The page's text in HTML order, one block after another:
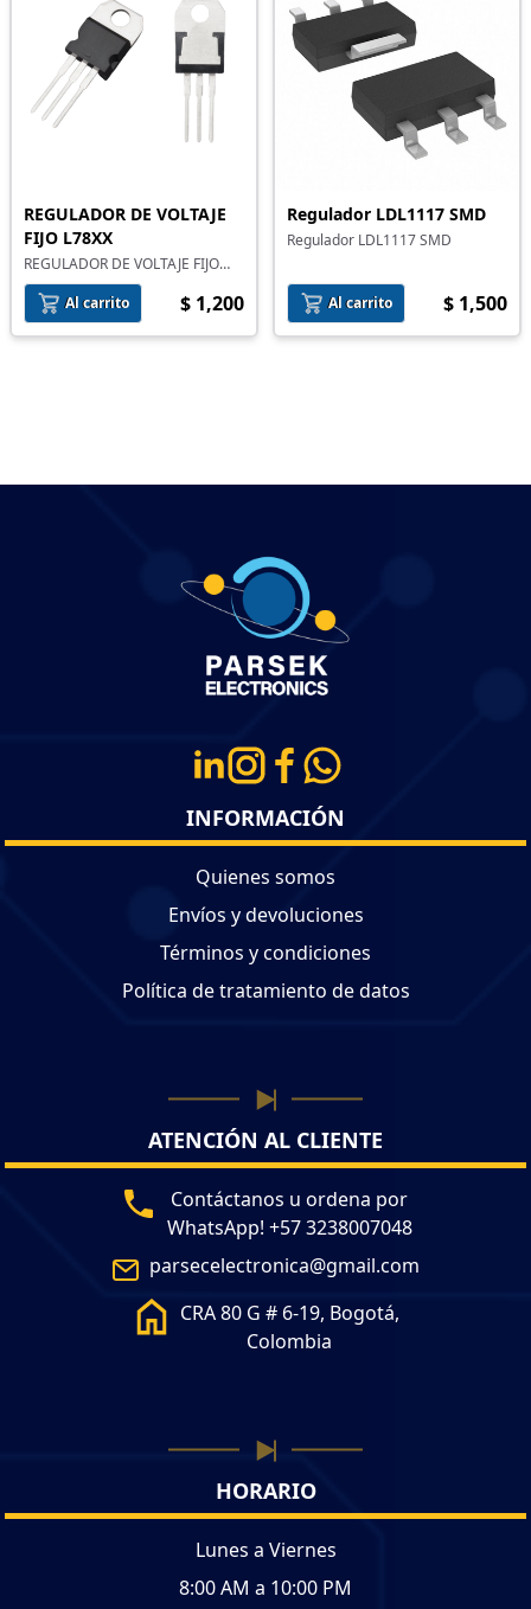
REGULADOR DE VOLTAJE
FIJO L78XX
REGULADOR DE VOLTAJE FIJO
L78XX
Al carrito
$ 1,200
Regulador LDL1117 SMD
Regulador LDL1117 SMD
Al carrito $ 1,500
INFORMACIÓN
Quienes somos
Envíos y devoluciones
Términos y condiciones
Política de tratamiento de datos
ATENCIÓN AL CLIENTE
Contáctanos u ordena por
WhatsApp! +57 3238007048
parsecelectronica@gmail.com
CRA 80 G # 6-19, Bogotá,
Colombia
HORARIO
Lunes a Viernes
8:00 AM a 10:00 PM